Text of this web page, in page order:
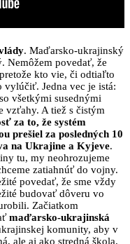
. Maďarsko-ukrajinský
. Nemôžem povedať, že
kto vie, či odtiaľto
vylúčiť. Jedna vec je istá:
všetkými susednými
vzťahy. A tiež s čistým
za to, že systém
prešiel za posledných 10
na Ukrajine a Kyjeve.
tu, my neohrozujeme
zatiahnúť do vojny.
povedať, že sme vždy
budovať dôveru vo
. Začiatkom
maďarsko-ukrajinská
komunity, aby v
ale aj ako stredná škola.